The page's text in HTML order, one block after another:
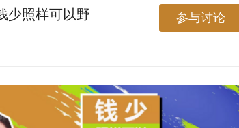
少照样可以野 参与讨论